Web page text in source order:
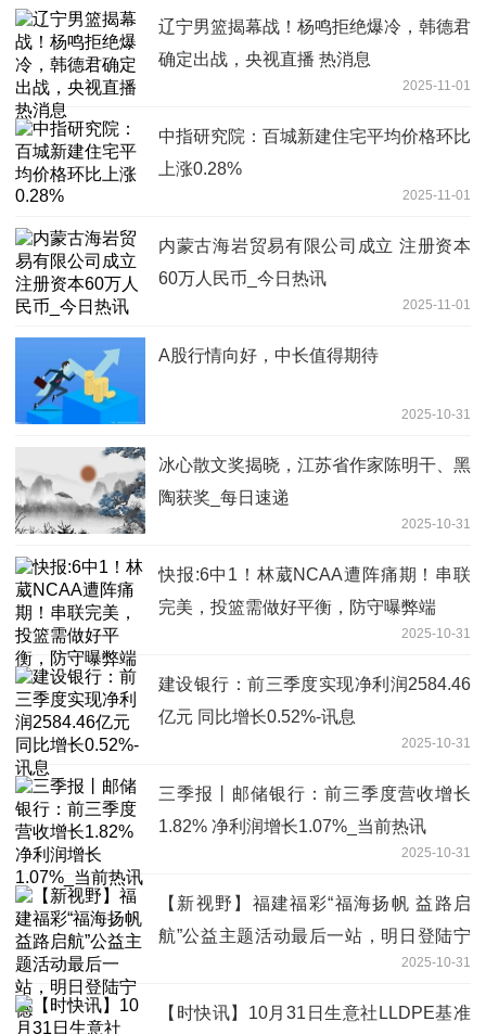
辽宁男篮揭幕战！杨鸣拒绝爆冷，韩德君
确定出战，央视直播 热消息
2025-11-01
中指研究院：百城新建住宅平均价格环比
上涨0.28%
2025-11-01
内蒙古海岩贸易有限公司成立 注册资本
60万人民币_今日热讯
2025-11-01
A股行情向好，中长值得期待
2025-10-31
冰心散文奖揭晓，江苏省作家陈明干、黑
陶获奖_每日速递
2025-10-31
快报:6中1！林葳NCAA遭阵痛期！串联
完美，投篮需做好平衡，防守曝弊端
2025-10-31
建设银行：前三季度实现净利润2584.46
亿元 同比增长0.52%-讯息
2025-10-31
三季报丨邮储银行：前三季度营收增长
1.82% 净利润增长1.07%_当前热讯
2025-10-31
【新视野】福建福彩“福海扬帆 益路启
航”公益主题活动最后一站，明日登陆宁
2025-10-31
【时快讯】10月31日生意社LLDPE基准